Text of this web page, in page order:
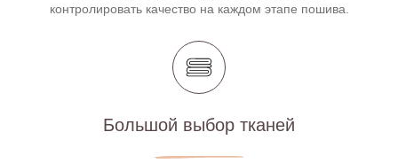
контролировать качество на каждом этапе пошива.
Большой выбор тканей